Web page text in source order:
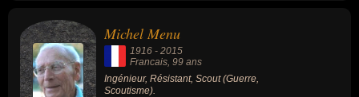
Michel Menu
1916 - 2015
Francais, 99 ans
Ingénieur, Résistant, Scout (Guerre,
Scoutisme).